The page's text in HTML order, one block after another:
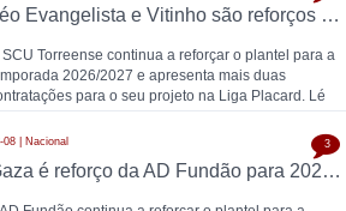
Léo Evangelista e Vitinho são reforços do Torreense para 2026/2027
SCU Torreense continua a reforçar o plantel para a
2026/2027 e apresenta mais duas
para o seu projeto na Liga Placard. Lé
08 | Nacional
Gaza é reforço da AD Fundão para 2026/2027
3